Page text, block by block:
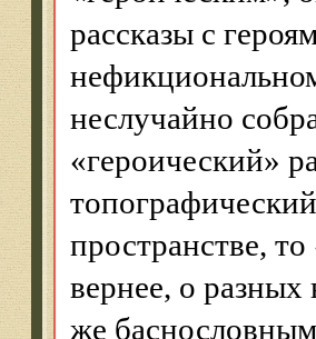
рассказы с
неслучайно
«героический»
пространстве,
вернее, о разных
же